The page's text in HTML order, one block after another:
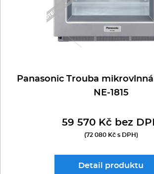
Panasonic Trouba
NE-1815
59 570 Kč bez
(72 080 Kč s DPH)
Detail produktu